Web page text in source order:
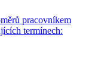
pracovníkem
termínech: